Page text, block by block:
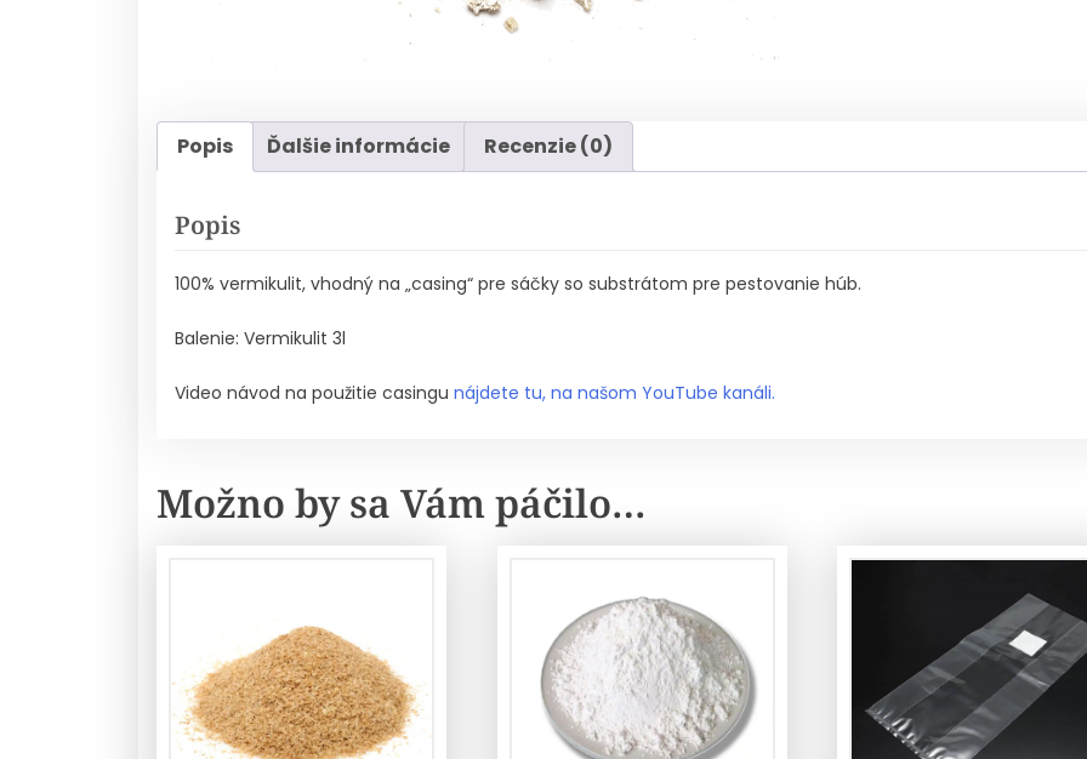
Popis Ďalšie informácie Recenzie (0)
Popis
100% vermikulit, vhodný na „casing“ pre sáčky so substrátom pre pestovanie húb.
Balenie: Vermikulit 3l
Video návod na použitie casingu nájdete tu, na našom YouTube kanáli.
Možno by sa Vám páčilo…